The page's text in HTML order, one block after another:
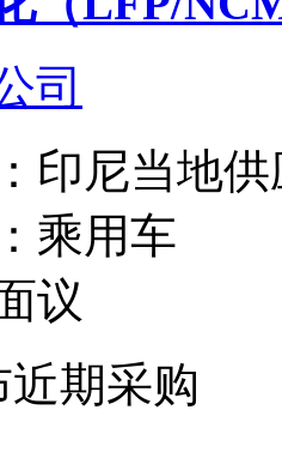
司
印尼当地
乘用车
议
近期采购